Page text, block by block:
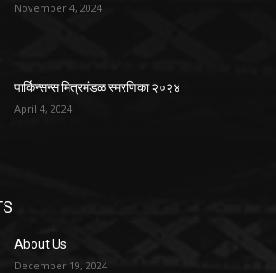
November 4, 2024
पार्किन्सन्स मित्रमंडळ स्मरणिका २०२४
April 4, 2024
About Us
December 19, 2024